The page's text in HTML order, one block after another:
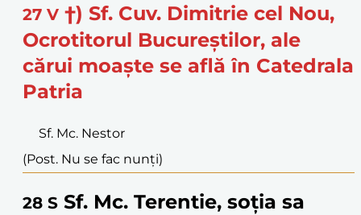
27 V †) Sf. Cuv. Dimitrie cel Nou,
Ocrotitorul Bucureștilor, ale
cărui moaște se află în Catedrala
Patria
Sf. Mc. Nestor
(Post. Nu se fac nunți)
28 S Sf. Mc. Terentie, soția sa